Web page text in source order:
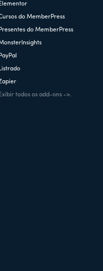
Elementor
do MemberPress
Presentes do MemberPress
PayPal
Listrado
Exibir todos os add-ons ->.